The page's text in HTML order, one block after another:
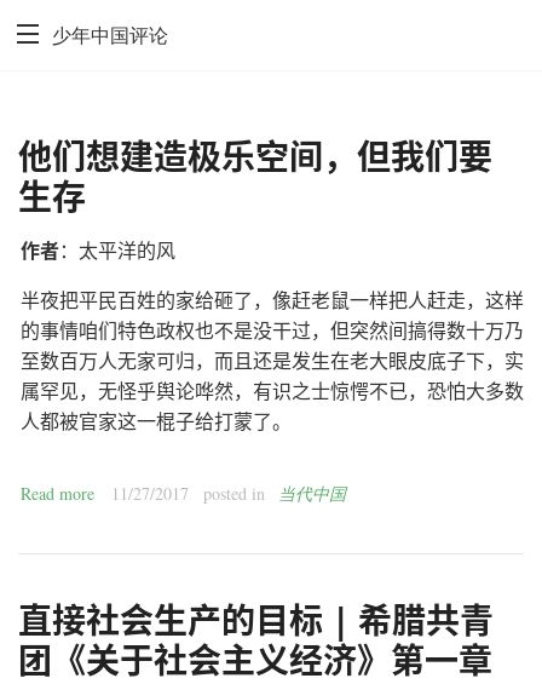
少年中国评论
他们想建造极乐空间，但我们要
生存
作者：太平洋的风
半夜把平民百姓的家给砸了，像赶老鼠一样把人赶走，这样
的事情咱们特色政权也不是没干过，但突然间搞得数十万乃
至数百万人无家可归，而且还是发生在老大眼皮底子下，实
属罕见，无怪乎舆论哗然，有识之士惊愕不已，恐怕大多数
人都被官家这一棍子给打蒙了。
Read more 11/27/2017 posted in 当代中国
直接社会生产的目标 | 希腊共青
团《关于社会主义经济》第一章